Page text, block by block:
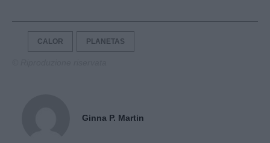
CALOR PLANETAS
Ginna P. Martin